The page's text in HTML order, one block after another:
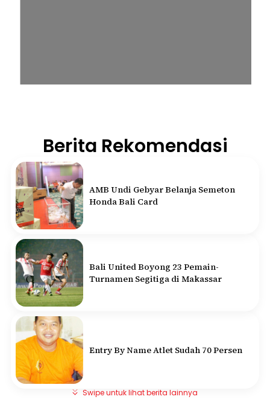
Berita Rekomendasi
AMB Undi Gebyar Belanja Semeton
Honda Bali Card
Bali United Boyong 23 Pemain-
Turnamen Segitiga di Makassar
Entry By Name Atlet Sudah 70 Persen
Swipe untuk lihat berita lainnya